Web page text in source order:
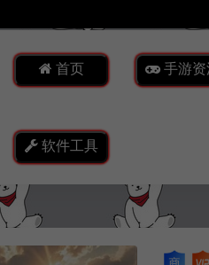
首页 手游资
软件工具